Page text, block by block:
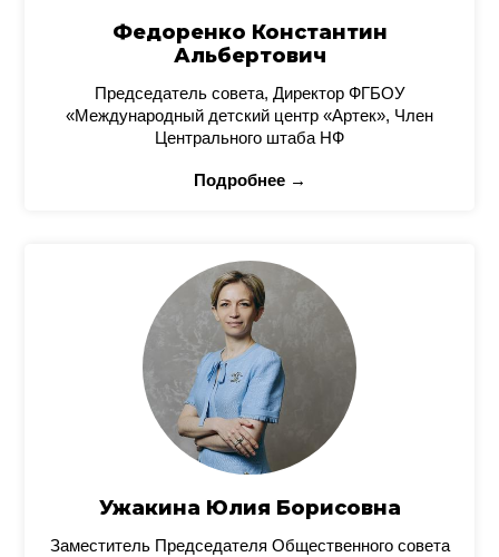
Федоренко Константин
Альбертович
Председатель совета, Директор ФГБОУ
«Международный детский центр «Артек», Член
Центрального штаба НФ
Подробнее →
Ужакина Юлия Борисовна
Заместитель Председателя Общественного совета